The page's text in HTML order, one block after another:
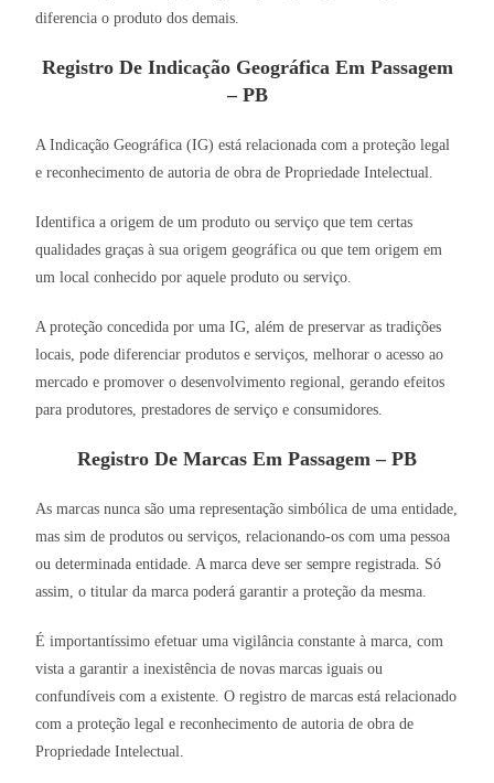
diferencia o produto dos demais.
Registro De Indicação Geográfica Em Passagem
– PB
A Indicação Geográfica (IG) está relacionada com a proteção legal
e reconhecimento de autoria de obra de Propriedade Intelectual.
Identifica a origem de um produto ou serviço que tem certas
qualidades graças à sua origem geográfica ou que tem origem em
um local conhecido por aquele produto ou serviço.
A proteção concedida por uma IG, além de preservar as tradições
locais, pode diferenciar produtos e serviços, melhorar o acesso ao
mercado e promover o desenvolvimento regional, gerando efeitos
para produtores, prestadores de serviço e consumidores.
Registro De Marcas Em Passagem – PB
As marcas nunca são uma representação simbólica de uma entidade,
mas sim de produtos ou serviços, relacionando-os com uma pessoa
ou determinada entidade. A marca deve ser sempre registrada. Só
assim, o titular da marca poderá garantir a proteção da mesma.
É importantíssimo efetuar uma vigilância constante à marca, com
vista a garantir a inexistência de novas marcas iguais ou
confundíveis com a existente. O registro de marcas está relacionado
com a proteção legal e reconhecimento de autoria de obra de
Propriedade Intelectual.